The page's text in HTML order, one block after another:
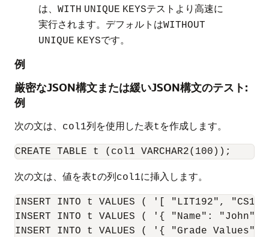
は、 WITH UNIQUE KEYSテストより高速に
実行されます。デフォルトはWITHOUT
UNIQUE KEYSです。
例
厳密なJSON構文または緩いJSON構文のテスト:
例
次の文は、 col1列を使用した表t を作成します。
次の文は、値を表tの列col1に挿入します。
INSERT INTO t VALUES ( '[ "LIT192",
INSERT INTO t VALUES ( '{ "Name":
INSERT INTO t VALUES ( '{ "Grade